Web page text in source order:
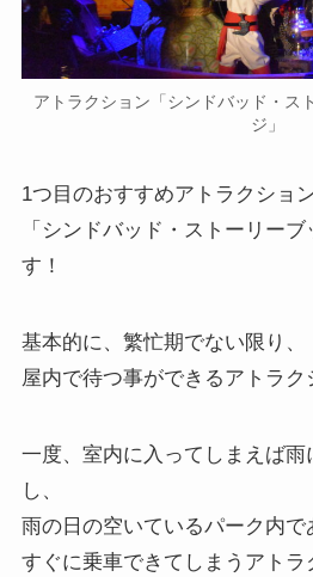
アトラクション「シンドバッド・ス
ジ」
1つ目のおすすめアトラクション
「シンドバッド・ストーリー
す！
基本的に、繁忙期でない限り、
屋内で待つ事ができるアトラク
一度、室内に入ってしまえば
し、
雨の日の空いているパーク内で
すぐに乗車できてしまうアトラ